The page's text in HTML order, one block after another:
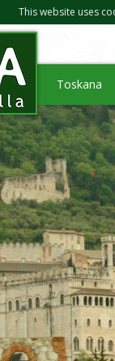
This website uses
Toskana